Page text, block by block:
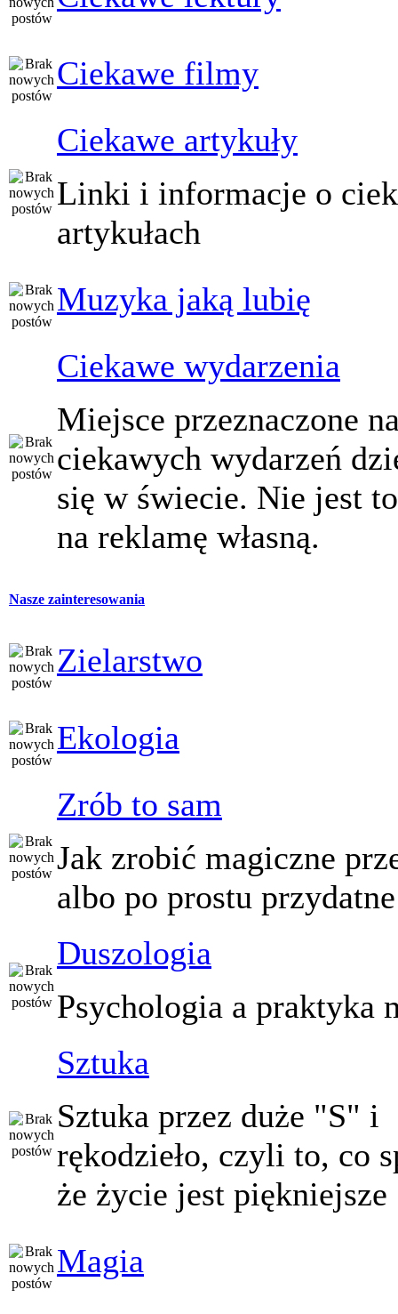
Ciekawe filmy
Ciekawe artykuły
Linki i informacje o
artykułach
Muzyka jaką lubię
Ciekawe wydarzenia
Miejsce przeznaczone
ciekawych wydarzeń
się w świecie. Nie jest
na reklamę własną.
Nasze zainteresowania
Zielarstwo
Ekologia
Zrób to sam
Jak zrobić magiczne
albo po prostu
Duszologia
Psychologia a praktyka
Sztuka
Sztuka przez duże "S" i
rękodzieło, czyli to, co
że życie jest piękniejsze
Magia